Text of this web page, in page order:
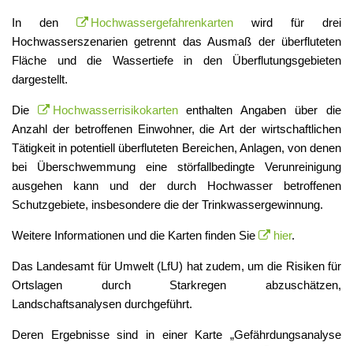
In den Hochwassergefahrenkarten wird für drei
Hochwasserszenarien getrennt das Ausmaß der überfluteten
Fläche und die Wassertiefe in den Überflutungsgebieten
dargestellt.
Die Hochwasserrisikokartenenthalten Angaben über die
Anzahl der betroffenen Einwohner, die Art der wirtschaftlichen
Tätigkeit in potentiell überfluteten Bereichen, Anlagen, von denen
bei Überschwemmung eine störfallbedingte Verunreinigung
ausgehen kann und der durch Hochwasser betroffenen
Schutzgebiete, insbesondere die der Trinkwassergewinnung.
Weitere Informationen und die Karten finden Sie hier.
Das Landesamt für Umwelt (LfU) hat zudem, um die Risiken für
Ortslagen durch Starkregen abzuschätzen,
Landschaftsanalysen durchgeführt.
Deren Ergebnisse sind in einer Karte „Gefährdungsanalyse